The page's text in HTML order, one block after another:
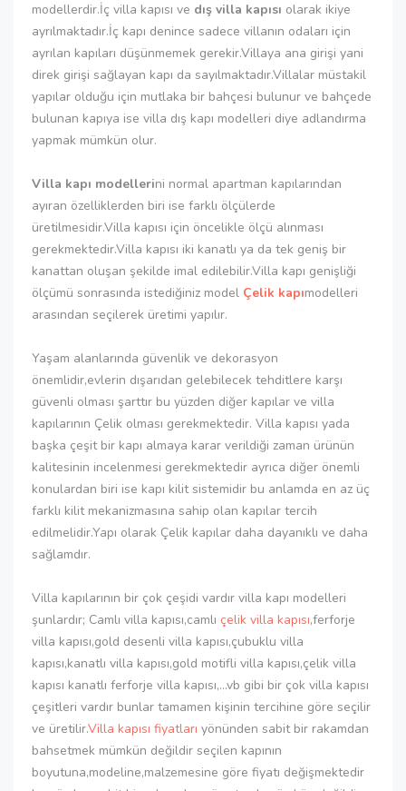
modellerdir.İç villa kapısı ve dış villa kapısı olarak ikiye
ayrılmaktadır.İç kapı denince sadece villanın odaları için
ayrılan kapıları düşünmemek gerekir.Villaya ana girişi yani
direk girişi sağlayan kapı da sayılmaktadır.Villalar müstakil
yapılar olduğu için mutlaka bir bahçesi bulunur ve bahçede
bulunan kapıya ise villa dış kapı modelleri diye adlandırma
yapmak mümkün olur.
Villa kapı modellerini normal apartman kapılarından
ayıran özelliklerden biri ise farklı ölçülerde
üretilmesidir.Villa kapısı için öncelikle ölçü alınması
gerekmektedir.Villa kapısı iki kanatlı ya da tek geniş bir
kanattan oluşan şekilde imal edilebilir.Villa kapı genişliği
ölçümü sonrasında istediğiniz model Çelik kapımodelleri
arasından seçilerek üretimi yapılır.
Yaşam alanlarında güvenlik ve dekorasyon
önemlidir,evlerin dışarıdan gelebilecek tehditlere karşı
güvenli olması şarttır bu yüzden diğer kapılar ve villa
kapılarının Çelik olması gerekmektedir. Villa kapısı yada
başka çeşit bir kapı almaya karar verildiği zaman ürünün
kalitesinin incelenmesi gerekmektedir ayrıca diğer önemli
konulardan biri ise kapı kilit sistemidir bu anlamda en az üç
farklı kilit mekanizmasına sahip olan kapılar tercih
edilmelidir.Yapı olarak Çelik kapılar daha dayanıklı ve daha
sağlamdır.
Villa kapılarının bir çok çeşidi vardır villa kapı modelleri
şunlardır; Camlı villa kapısı,camlı çelik villa kapısı,ferforje
villa kapısı,gold desenli villa kapısı,çubuklu villa
kapısı,kanatlı villa kapısı,gold motifli villa kapısı,çelik villa
kapısı kanatlı ferforje villa kapısı,...vb gibi bir çok villa kapısı
çeşitleri vardır bunlar tamamen kişinin tercihine göre seçilir
ve üretilir.Villa kapısı fiyatları yönünden sabit bir rakamdan
bahsetmek mümkün değildir seçilen kapının
boyutuna,modeline,malzemesine göre fiyatı değişmektedir